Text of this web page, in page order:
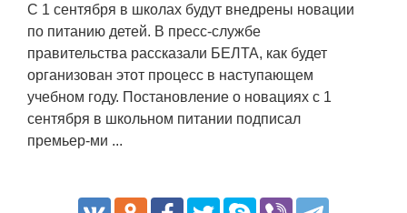
С 1 сентября в школах будут внедрены новации
по питанию детей. В пресс-службе
правительства рассказали БЕЛТА, как будет
организован этот процесс в наступающем
учебном году. Постановление о новациях с 1
сентября в школьном питании подписал
премьер-ми ...